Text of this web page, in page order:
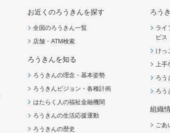
お近くのろうきんを探す
全国のろうきん一覧
店舗・ATM検索
ろうきんを知る
ろうきんの理念・基本姿勢
ろうきんビジョン・各種計画
はたらく人の福祉金融機関
ろうきんの生活応援運動
ろうきんの歴史
ろう
ライ
ビス
けっ
上手
ろう
ろう
組織
ごあ